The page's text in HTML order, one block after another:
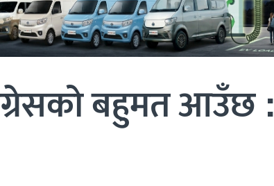
बहुमत आउँछ :